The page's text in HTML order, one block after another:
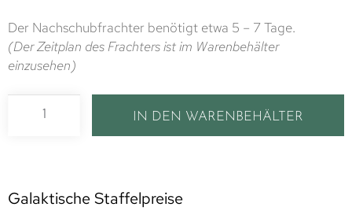
Der Nachschubfrachter benötigt etwa 5 – 7 Tage.
(Der Zeitplan des Frachters ist im Warenbehälter
einzusehen)
IN DEN WARENBEHÄLTER
Galaktische Staffelpreise